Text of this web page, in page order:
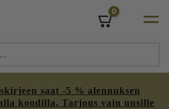
saat -5 % alennuksen
koodilla. Tarjous vain uusille
0